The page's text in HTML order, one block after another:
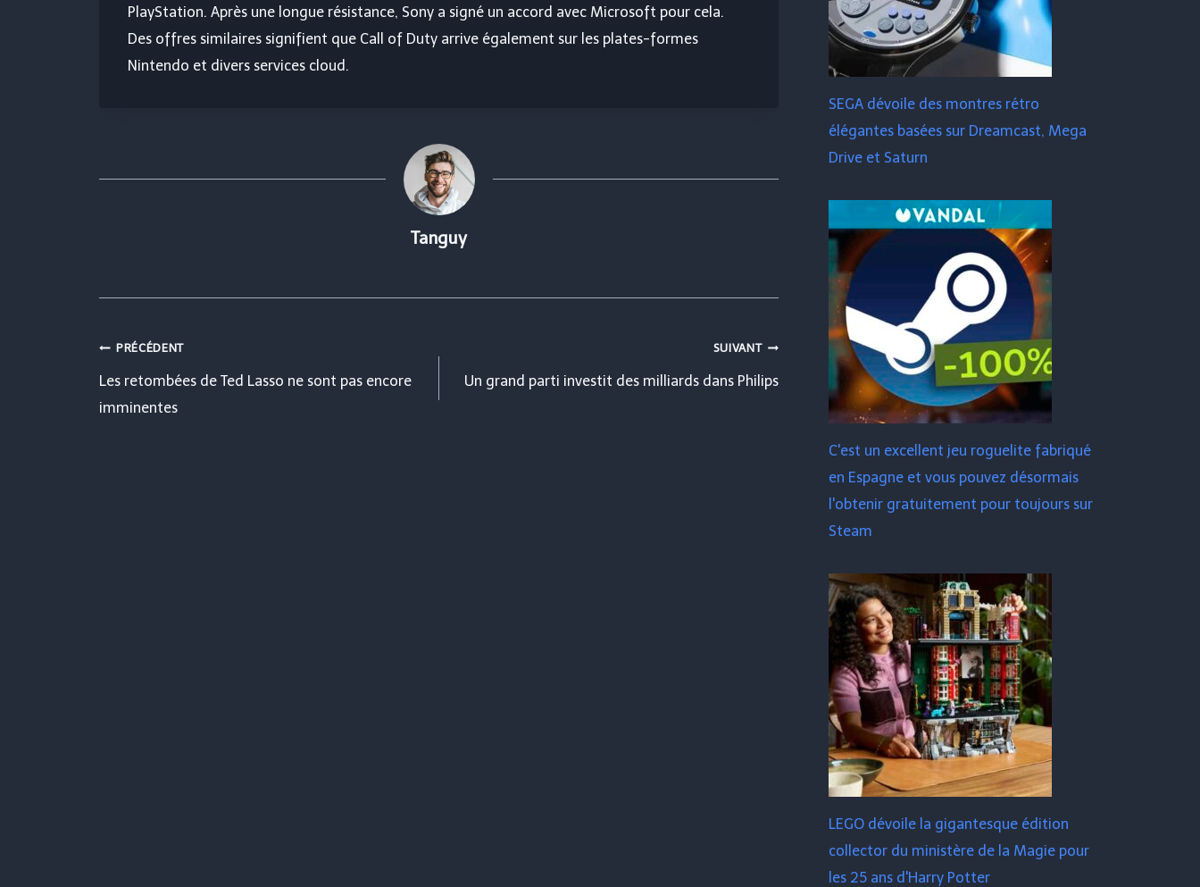
PlayStation. Après une longue résistance, Sony a signé un accord avec Microsoft pour cela.
Des offres similaires signifient que Call of Duty arrive également sur les plates-formes
Nintendo et divers services cloud.
Tanguy
Navigation
de
PRÉCÉDENT
Les retombées de Ted Lasso ne sont pas encore
imminentes
SUIVANT
Un grand parti investit des milliards dans Philips
SEGA dévoile des montres rétro
élégantes basées sur Dreamcast, Mega
Drive et Saturn
C'est un excellent jeu roguelite fabriqué
en Espagne et vous pouvez désormais
l'obtenir gratuitement pour toujours sur
Steam
LEGO dévoile la gigantesque édition
collector du ministère de la Magie pour
les 25 ans d'Harry Potter